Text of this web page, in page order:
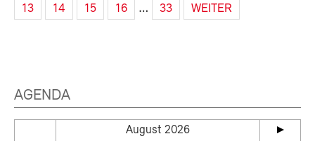
13 14 15 16 … 33 WEITER
AGENDA
August 2026